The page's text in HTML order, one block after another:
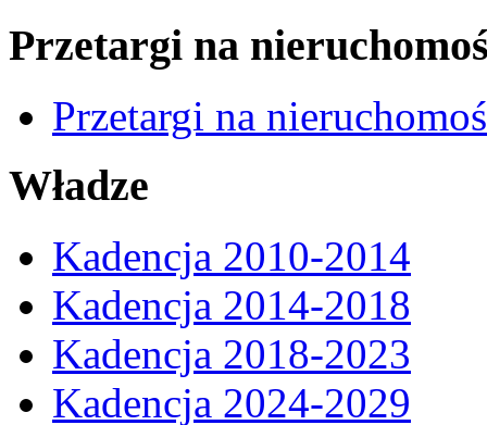
Przetargi na
Przetargi na
Władze
Kadencja 2010-2014
Kadencja 2014-2018
Kadencja 2018-2023
Kadencja 2024-2029